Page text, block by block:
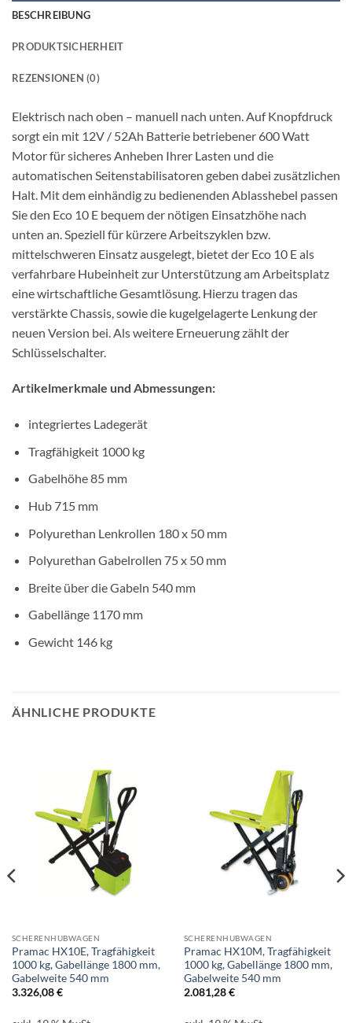
BESCHREIBUNG
PRODUKTSICHERHEIT
REZENSIONEN (0)
Elektrisch nach oben – manuell nach unten. Auf Knopfdruck
sorgt ein mit 12V / 52Ah Batterie betriebener 600 Watt
Motor für sicheres Anheben Ihrer Lasten und die
automatischen Seitenstabilisatoren geben dabei zusätzlichen
Halt. Mit dem einhändig zu bedienenden Ablasshebel passen
Sie den Eco 10 E bequem der nötigen Einsatzhöhe nach
unten an. Speziell für kürzere Arbeitszyklen bzw.
mittelschweren Einsatz ausgelegt, bietet der Eco 10 E als
verfahrbare Hubeinheit zur Unterstützung am Arbeitsplatz
eine wirtschaftliche Gesamtlösung. Hierzu tragen das
verstärkte Chassis, sowie die kugelgelagerte Lenkung der
neuen Version bei. Als weitere Erneuerung zählt der
Schlüsselschalter.
Artikelmerkmale und Abmessungen:
integriertes Ladegerät
Tragfähigkeit 1000 kg
Gabelhöhe 85 mm
Hub 715 mm
Polyurethan Lenkrollen 180 x 50 mm
Polyurethan Gabelrollen 75 x 50 mm
Breite über die Gabeln 540 mm
Gabellänge 1170 mm
Gewicht 146 kg
ÄHNLICHE PRODUKTE
SCHERENHUBWAGEN
Pramac HX10E, Tragfähigkeit
1000 kg, Gabellänge 1800 mm,
Gabelweite 540 mm
3.326,08€
SCHERENHUBWAGEN
Pramac HX10M, Tragfähigkeit
1000 kg, Gabellänge 1800 mm,
Gabelweite 540 mm
2.081,28€